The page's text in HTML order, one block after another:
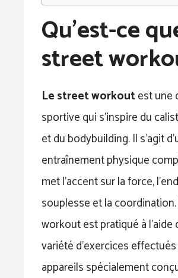
Qu’est-ce
street
Le street workoutest une
sportive qui s’inspire du
et du bodybuilding. Il s’agit
entraînement physique
met l’accent sur la force,
souplesse et la
workout est pratiqué à l’aide
variété d’exercices
appareils spécialement